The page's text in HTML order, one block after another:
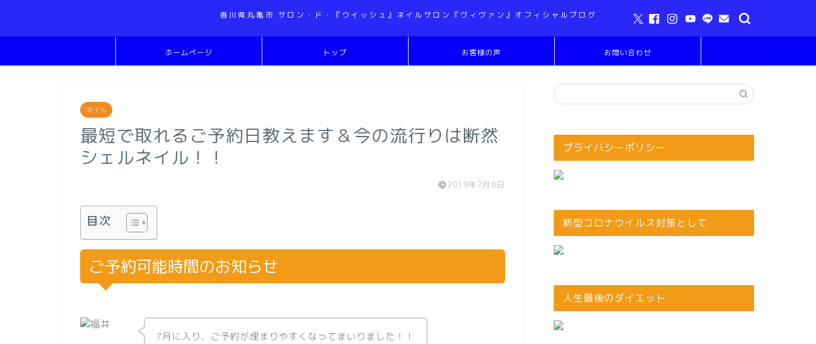
香川県丸亀市 サロン・ド・『ウイッシュ』ネイルサロン『ヴィヴァン』オフィシャルブログ
ホームページ トップ お客様の声 お問い合わせ
ネイル
最短で取れるご予約日教えます＆今の流行りは断然
シェルネイル！！
2019年7月8日
目次
ご予約可能時間のお知らせ
7月に入り、ご予約が埋まりやすくなってまいりました！！
プライバシーポリシー
新型コロナウイルス対策として
人生最後のダイエット